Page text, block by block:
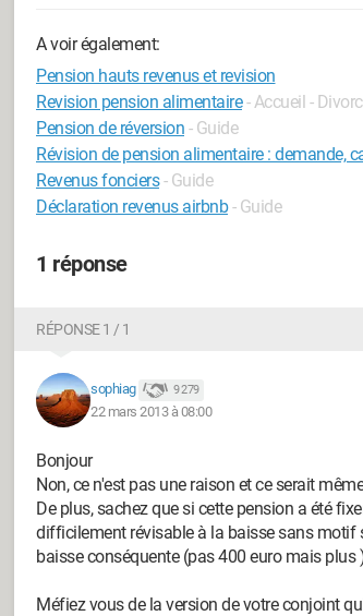
A voir également:
Pension hauts revenus et revision
Revision pension alimentaire - Accueil -
Pension de réversion - Guide
Révision de pension alimentaire : demande,
Revenus fonciers - Guide
Déclaration revenus airbnb - Guide
1 réponse
RÉPONSE 1 / 1
sophiag 9 279
22 mars 2013 à 08:00
Bonjour
Non, ce n'est pas une raison et ce serait
De plus, sachez que si cette pension a été
difficilement révisable à la baisse sans motif
baisse conséquente (pas 400 euro mais plus
Méfiez vous de la version de votre conjoint